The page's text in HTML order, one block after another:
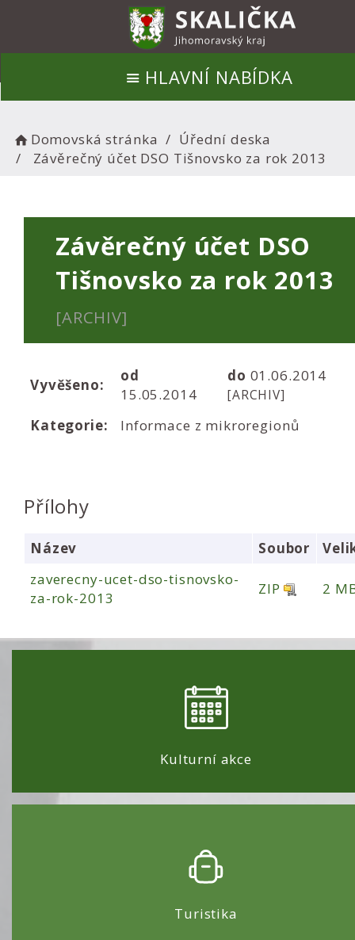
HLAVNÍ NABÍDKA
Domovská stránka
Úřední deska
Závěrečný účet DSO Tišnovsko za rok 2013
Závěrečný účet DSO
Tišnovsko za rok 2013
[ARCHIV]
Vyvěšeno:
od
15.05.2014
do 01.06.2014
[ARCHIV]
Kategorie: Informace z mikroregionů
Přílohy
Název Soubor
zaverecny-ucet-dso-tisnovsko-
za-rok-2013
ZIP 2
Kulturní akce
Turistika